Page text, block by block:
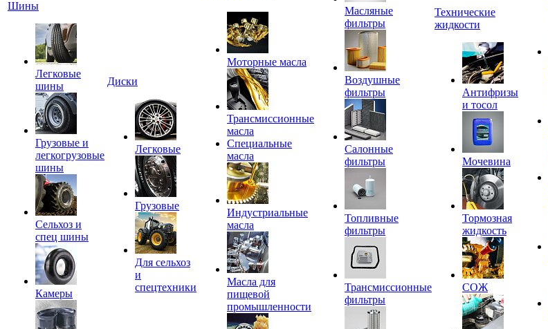
Шины
Легковые
шины
Грузовые и
легкогрузовые
шины
Сельхоз и
спец шины
Камеры
Диски
Легковые
Грузовые
Для сельхоз
и
спецтехники
Моторные масла
Трансмиссионные
масла
Специальные
масла
Индустриальные
масла
Масла для
пищевой
промышленности
Масляные
фильтры
Воздушные
фильтры
Салонные
фильтры
Топливные
фильтры
Трансмиссионные
фильтры
Технические
жидкости
Антифризы
и тосол
Мочевина
Тормозная
жидкость
СОЖ